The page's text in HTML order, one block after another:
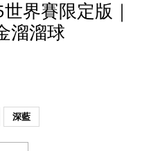
界賽限定版｜
溜溜球
深藍